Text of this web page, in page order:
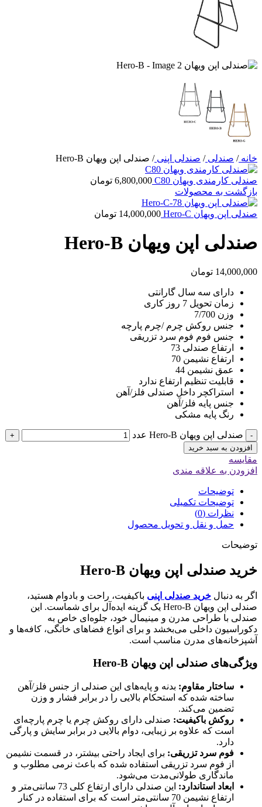
خانه/ صندلی/ صندلی اپنی/ صندلی اپن ویهان Hero-B
صندلی کارمندی ویهان C80 6,800,000 تومان
بازگشت به محصولات
صندلی اپن ویهان Hero-C 14,000,000 تومان
صندلی اپن ویهان Hero-B
14,000,000 تومان
دارای سه سال گارانتی
زمان تحویل 7 روز کاری
وزن 7/700
جنس روکش چرم /چرم پارچه
جنس فوم فوم سرد تزریقی
ارتفاع صندلی 73
ارتفاع نشیمن 70
عمق نشیمن 44
قابلیت تنظیم ارتفاع ندارد
استراکچر داخل صندلی فلز/آهن
جنس پایه فلز/آهن
رنگ پایه مشکی
- صندلی اپن ویهان Hero-B عدد
+
افزودن به سبد خرید
مقایسه
افزودن به علاقه مندی
توضیحات
توضیحات تکمیلی
نظرات (0)
حمل و نقل و تحویل محصول
توضیحات
خرید صندلی اپن ویهان Hero-B
اگر به دنبال خرید صندلی اپنی باکیفیت، راحت و بادوام هستید،
صندلی اپن ویهان Hero-B یک گزینه ایده‌آل برای شماست. این
صندلی با طراحی مدرن و مینیمال خود، جلوه‌ای خاص به
دکوراسیون داخلی می‌بخشد و برای انواع فضاهای خانگی، کافه‌ها و
آشپزخانه‌های مدرن مناسب است.
ویژگی‌های صندلی اپن ویهان Hero-B
ساختار مقاوم: بدنه و پایه‌های این صندلی از جنس فلز/آهن
ساخته شده که استحکام بالایی را در برابر فشار و وزن
تضمین می‌کند.
روکش باکیفیت: صندلی دارای روکش چرم یا چرم پارچه‌ای
است که علاوه بر زیبایی، دوام بالایی در برابر سایش و پارگی
دارد.
فوم سرد تزریقی: برای ایجاد راحتی بیشتر، در قسمت نشیمن
از فوم سرد تزریقی استفاده شده که باعث نرمی مطلوب و
ماندگاری طولانی‌مدت می‌شود.
ابعاد استاندارد:
این صندلی دارای ارتفاع کلی 73 سانتی‌متر و
ارتفاع نشیمن 70 سانتی‌متر است که برای استفاده در کنار